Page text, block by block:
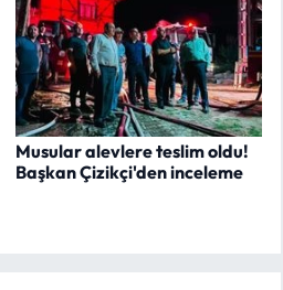
Musular alevlere teslim oldu!
Başkan Çizikçi'den inceleme